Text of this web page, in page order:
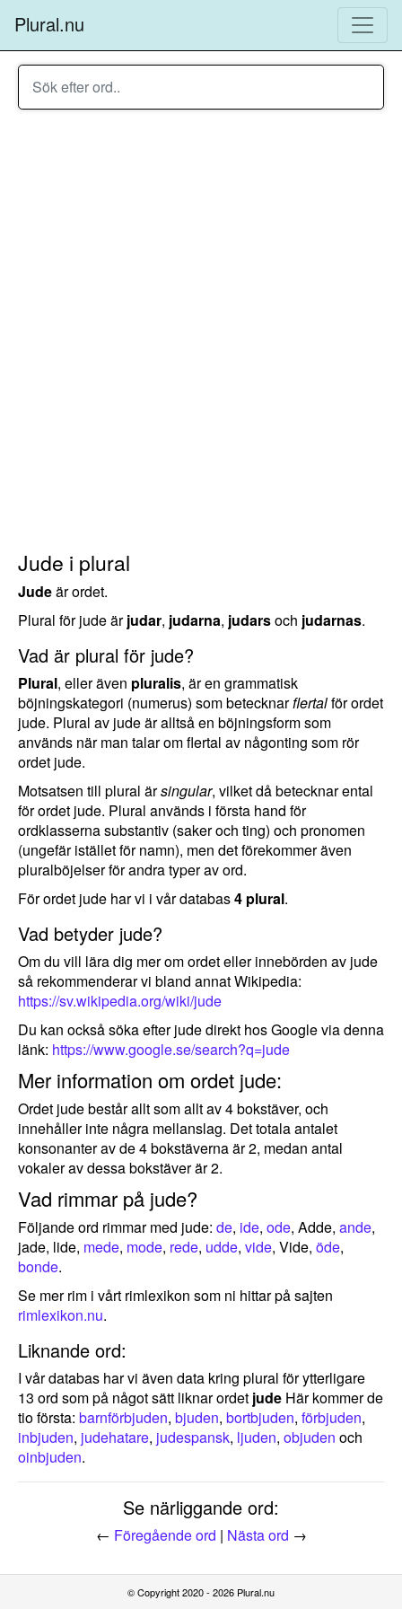
Plural.nu
Jude i plural
Judeär ordet.
Plural för jude ärjudar, judarna, judarsoch judarnas.
Vad är plural för jude?
Plural, eller även pluralis, är en grammatisk
böjningskategori (numerus) som betecknarflertalför ordet
jude. Plural av jude är alltså en böjningsform som
används när man talar om flertal av någonting som rör
ordet jude.
Motsatsen till plural ärsingular, vilket då betecknar ental
för ordet jude. Plural används i första hand för
ordklasserna substantiv (saker och ting) och pronomen
(ungefär istället för namn), men det förekommer även
pluralböjelser för andra typer av ord.
För ordet jude har vi i vår databas4 plural.
Vad betyder jude?
Om du vill lära dig mer om ordet eller innebörden av jude
så rekommenderar vi bland annat Wikipedia:
https://sv.wikipedia.org/wiki/jude
Du kan också söka efter jude direkt hos Google via denna
länk: https://www.google.se/search?q=jude
Mer information om ordet jude:
Ordet jude består allt som allt av 4 bokstäver, och
innehåller inte några mellanslag. Det totala antalet
konsonanter av de 4 bokstäverna är 2, medan antal
vokaler av dessa bokstäver är 2.
Vad rimmar på jude?
Följande ord rimmar med jude: de, ide, ode, Adde, ande,
jade, lide, mede, mode, rede, udde, vide, Vide, öde,
bonde.
Se mer rim i vårt rimlexikon som ni hittar på sajten
rimlexikon.nu.
Liknande ord:
I vår databas har vi även data kring plural för ytterligare
13 ord som på något sätt liknar ordet jude Här kommer de
tio första: barnförbjuden, bjuden, bortbjuden, förbjuden,
inbjuden, judehatare, judespansk, ljuden, objuden och
oinbjuden.
Se närliggande ord:
← Föregående ord | Nästa ord →
© Copyright 2020 - 2026 Plural.nu